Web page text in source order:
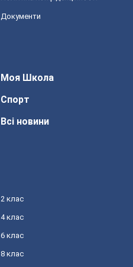
Документи
Моя Школа
Спорт
Всі новини
2 клас
4 клас
6 клас
8 клас